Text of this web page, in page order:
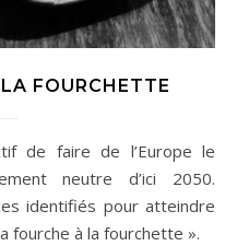
FOURCHETTE
neutre d’ici 2050.
identifiés pour atteindre
fourche à la fourchette ».